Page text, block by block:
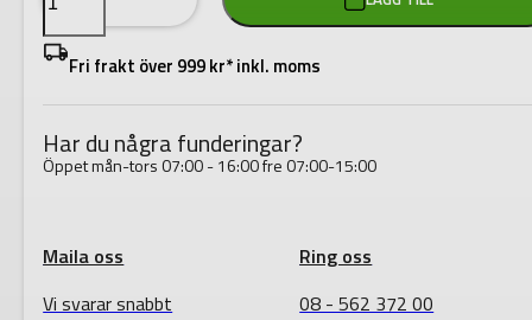
M18
BMT-
0
mängdFri frakt över 999 kr* inkl. moms
Har du några funderingar?
Öppet mån-tors 07:00 - 16:00 fre 07:00-15:00
Maila oss
Vi svarar snabbt
Ring oss
08 - 562 372 00